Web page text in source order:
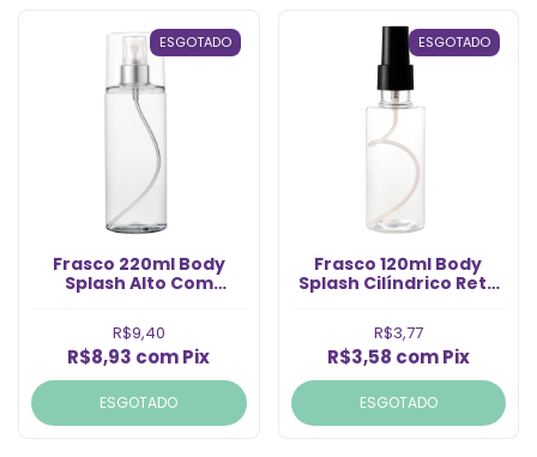
ESGOTADO
Frasco 220ml Body
Splash Alto Com
24/410 (Un)
R$9,40
R$8,93 comPix
ESGOTADO
ESGOTADO
Frasco 120ml Body
Splash Cilíndrico Reto
Preta Rosca 24 (Un)
R$3,77
R$3,58 com Pix
ESGOTADO